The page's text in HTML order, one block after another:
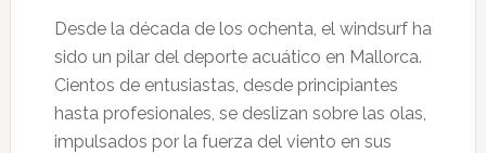
Desde la década de los ochenta, el windsurf ha
sido un pilar del deporte acuático en Mallorca.
Cientos de entusiastas, desde principiantes
hasta profesionales, se deslizan sobre las olas,
impulsados por la fuerza del viento en sus